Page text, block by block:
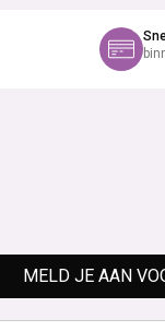
MELD JE AAN